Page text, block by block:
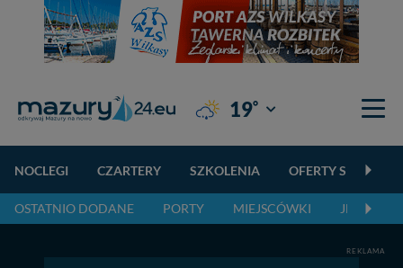
19° Giżycko
NOCLEGI CZARTERY SZKOLENIA OFERTY
OSTATNIO DODANE PORTY MIEJSCÓWKI JEZIORA,
REKLAMA